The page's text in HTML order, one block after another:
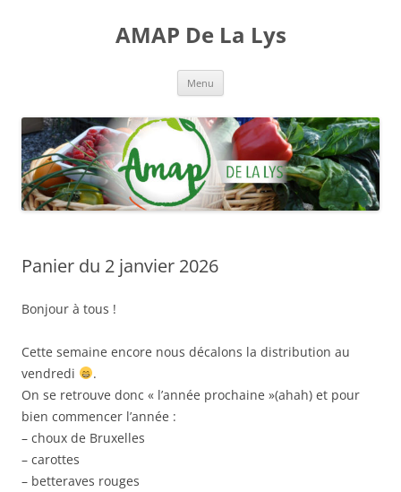
AMAP De La Lys
Menu
Panier du 2 janvier 2026
Bonjour à tous !
Cette semaine encore nous décalons la distribution au
vendredi
.
On se retrouve donc « l’année prochaine »(ahah) et pour
bien commencer l’année :
– choux de Bruxelles
– carottes
– betteraves rouges